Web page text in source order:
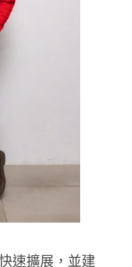
速擴展，並建